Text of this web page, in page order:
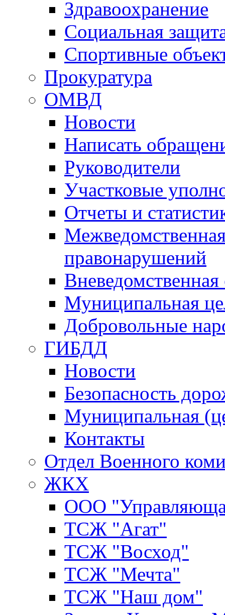
Здравоохранение
Социальная
Спортивные
Прокуратура
ОМВД
Новости
Написать
Руководители
Участковые
Отчеты и
правонарушений
Вневедомственная
Муниципальная
Добровольные
ГИБДД
Новости
Безопасность
Муниципальная
Контакты
Отдел Военного
ЖКХ
ООО
ТСЖ "Агат"
ТСЖ "Восход"
ТСЖ "Мечта"
ТСЖ "Наш дом"